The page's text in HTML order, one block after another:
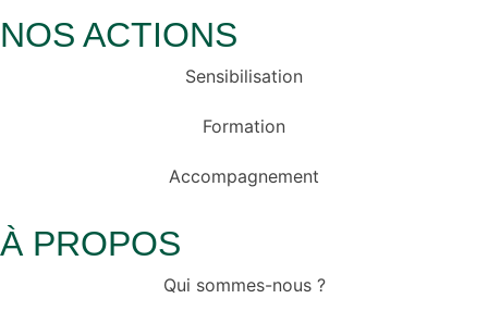
NOS ACTIONS
Sensibilisation
Formation
Accompagnement
À PROPOS
Qui sommes-nous ?